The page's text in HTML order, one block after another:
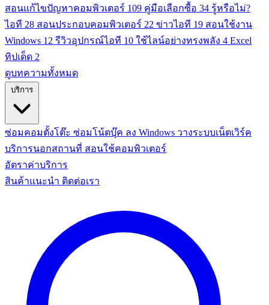
สอนแก้ไขปัญหาคอมพิวเตอร์ 109 คู่มือเลือกซื้อ 34 รู้หรือไม่?
ไอที 28 สอนประกอบคอมพิวเตอร์ 22 ข่าวไอที 19 สอนใช้งาน
Windows 12 รีวิวอุปกรณ์ไอที 10 ใช้ไลน์อย่างทรงพลัง 4 Excel
ทิปเด็ด 2
ดูบทความทั้งหมด
ซ่อมคอมตั้งโต๊ะ ซ่อมโน้ตบุ๊ค ลง Windows วางระบบเน็ตเวิร์ค
บริการนอกสถานที่ สอนใช้คอมพิวเตอร์
อัตราค่าบริการ
สินค้าแนะนำ ติดต่อเรา